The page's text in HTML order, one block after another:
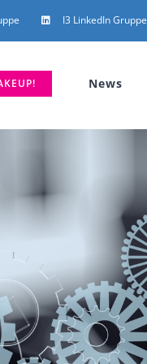
I3 LinkedIn Gruppe
News